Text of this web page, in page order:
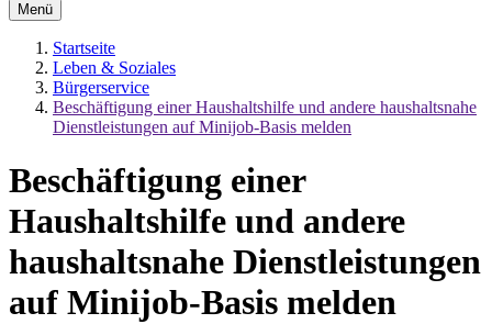
Menü
Startseite
Leben & Soziales
Bürgerservice
Beschäftigung einer Haushaltshilfe und andere haushaltsnahe
Dienstleistungen auf Minijob-Basis melden
Beschäftigung einer
Haushaltshilfe und andere
haushaltsnahe Dienstleistungen
auf Minijob-Basis melden